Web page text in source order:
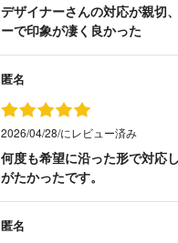
デザイナーさんの対応が親切
ーで印象が凄く良かった
匿名
2026/04/28/にレビュー済み
何度も希望に沿った形で対応
がたかったです。
匿名